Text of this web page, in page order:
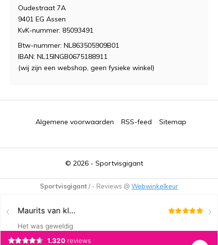
Oudestraat 7A
9401 EG Assen
KvK-nummer: 85093491
Btw-nummer: NL863505909B01
IBAN: NL15INGB0675188911
(wij zijn een webshop, geen fysieke winkel)
© 2026 - Sportvisgigant
Algemene voorwaarden RSS-feed Sitemap
Sportvisgigant/ - Reviews @ Webwinkelkeur